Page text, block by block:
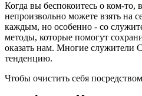
Когда вы беспокоитесь о ком-
непроизвольно можете взять на
каждым, но особенно - со
методы, которые помогут
оказать нам. Многие служители
тенденцию.
Чтобы очистить себя